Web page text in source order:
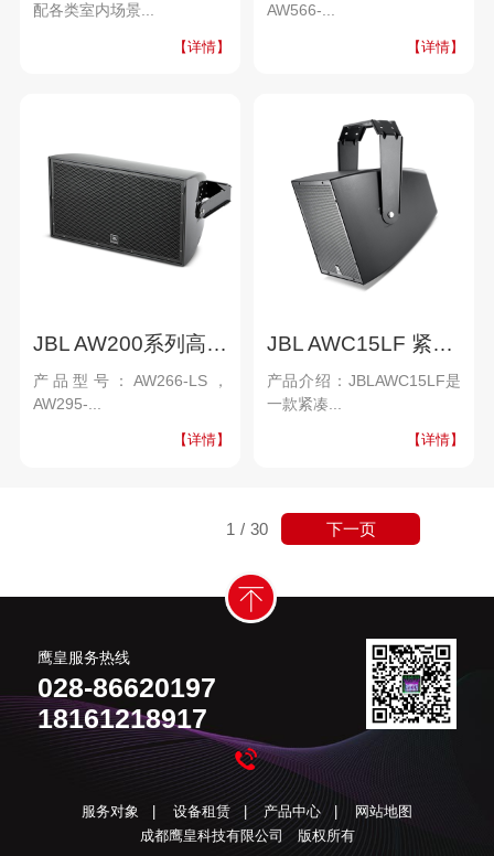
配各类室内场景...
【详情】
AW566-...
【详情】
JBL AW200系列高功率全天候音箱
产品型号：AW266-LS，
AW295-...
【详情】
JBL AWC15LF 紧凑型全天候低频音箱
产品介绍：JBLAWC15LF是
一款紧凑...
【详情】
1 / 30 下一页
鹰皇服务热线
028-86620197
18161218917
服务对象 设备租赁 | 产品中心
网站地图
成都鹰皇科技有限公司 版权所有